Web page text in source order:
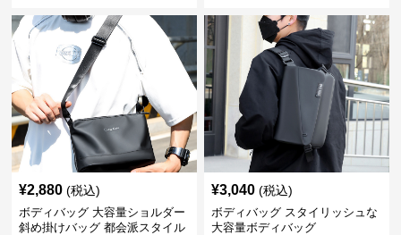
¥2,880 (税込)
ボディバッグ 大容量ショルダー
斜め掛けバッグ 都会派スタイル
¥3,040 (税込)
ボディバッグ スタイリッシュな
大容量ボディバッグ